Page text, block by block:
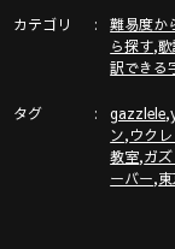
ガズノート楽譜毎月
ラブ」の詳細はこち
https://
ウクレレ技術が楽し
ズレレ大学」の詳細
https://
カテゴリ 難易度か
ら探す,
訳できる
タグ gazzlele,
ン,ウク
教室,ガ
ーバー,